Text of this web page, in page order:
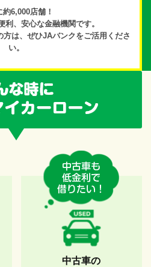
約6,000店舗！
利、 安心な金融機関です。
は、 ぜひJAバンクをご活用くださ
い。
中古車の